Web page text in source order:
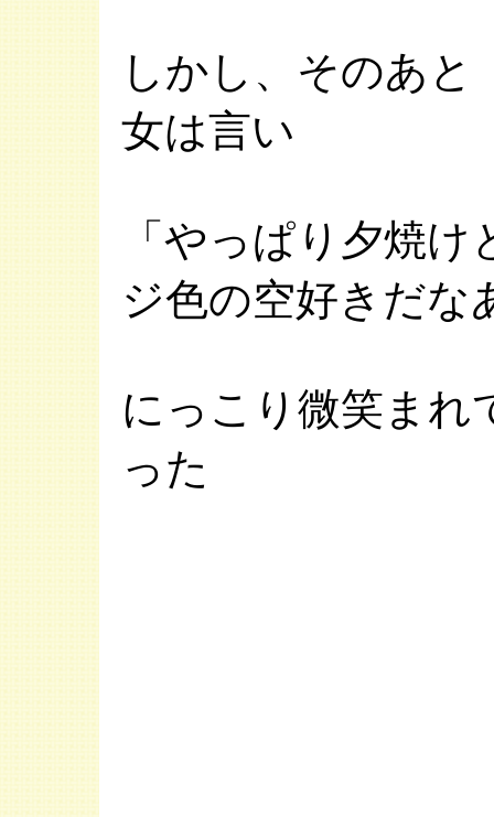
しかし、そのあと
女は言い
「やっぱり夕焼
ジ色の空好きだな
にっこり微笑まれ
った